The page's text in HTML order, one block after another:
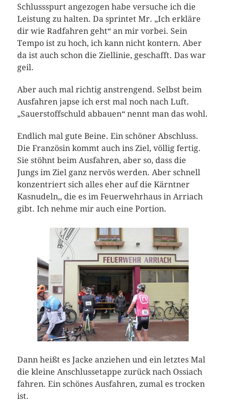
Schlussspurt angezogen habe versuche ich die
Leistung zu halten. Da sprintet Mr. „Ich erkläre
dir wie Radfahren geht“ an mir vorbei. Sein
Tempo ist zu hoch, ich kann nicht kontern. Aber
da ist auch schon die Ziellinie, geschafft. Das war
geil.
Aber auch mal richtig anstrengend. Selbst beim
Ausfahren japse ich erst mal noch nach Luft.
„Sauerstoffschuld abbauen“ nennt man das wohl.
Endlich mal gute Beine. Ein schöner Abschluss.
Die Französin kommt auch ins Ziel, völlig fertig.
Sie stöhnt beim Ausfahren, aber so, dass die
Jungs im Ziel ganz nervös werden. Aber schnell
konzentriert sich alles eher auf die Kärntner
Kasnudeln,, die es im Feuerwehrhaus in Arriach
gibt. Ich nehme mir auch eine Portion.
Dann heißt es Jacke anziehen und ein letztes Mal
die kleine Anschlussetappe zurück nach Ossiach
fahren. Ein schönes Ausfahren, zumal es trocken
ist.